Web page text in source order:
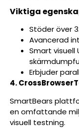
Viktiga
Stöder över
Avancerad
Smart
Erbjuder
4.
SmartBears
en omfattande
visuell testning.